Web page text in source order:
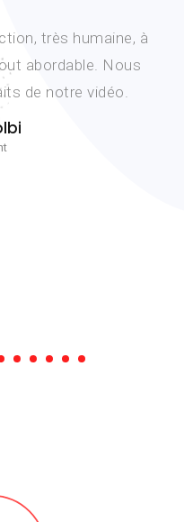
très humaine, à
abordable. Nous
de notre vidéo.